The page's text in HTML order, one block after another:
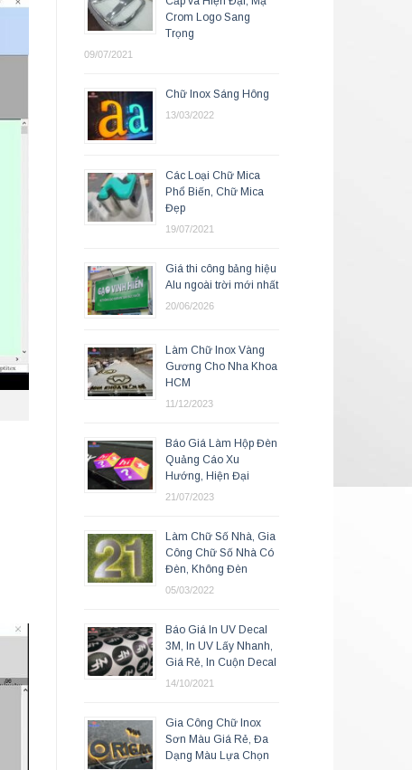
Crom Logo Sang
Trọng
09/07/2021
Chữ Inox Sáng Hông
13/03/2022
Các Loại Chữ Mica
Phổ Biến, Chữ Mica
Đẹp
19/07/2021
Giá thi công bảng hiệu
Alu ngoài trời mới nhất
20/06/2026
Làm Chữ Inox Vàng
Gương Cho Nha Khoa
HCM
11/12/2023
Báo Giá Làm Hộp Đèn
Quảng Cáo Xu
Hướng, Hiện Đại
21/07/2023
Làm Chữ Số Nhà, Gia
Công Chữ Số Nhà Có
Đèn, Không Đèn
05/03/2022
Báo Giá In UV Decal
3M, In UV Lấy Nhanh,
Giá Rẻ, In Cuộn Decal
14/10/2021
Gia Công Chữ Inox
Sơn Màu Giá Rẻ, Đa
Dạng Màu Lựa Chọn